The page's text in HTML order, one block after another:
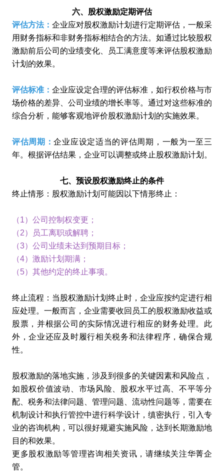
六、股权激励定期评估
评估方法： 企业应对股权激励计划进行定期评估，一般采
用财务指标和非财务指标相结合的方法。如通过比较股权
激励前后公司的业绩变化、员工满意度等来评估股权激励
计划的效果。
评估标准： 企业应设定合理的评估标准，如行权价格与市
场价格的差异、公司业绩的增长率等。通过对这些标准的
综合分析，能够客观地评价股权激励计划的实施效果。
评估周期：企业应设定适当的评估周期，一般为一至三
年。根据评估结果，企业可以调整或终止股权激励计划。
七、预设股权激励终止的条件
终止情形：股权激励计划可能因以下情形终止：
（1）公司控制权变更；
（2）员工离职或解聘；
（3）公司业绩未达到预期目标；
（4）激励计划期满；
（5）其他约定的终止事项。
终止流程：当股权激励计划终止时，企业应按约定进行相
应处理。一般而言，企业需要收回员工的股权激励收益或
股票，并根据公司的实际情况进行相应的财务处理。此
外，企业还应及时履行相关税务和法律程序，确保合规
性。
股权激励的落地实施，涉及到很多的关键因素和风险点，
如股权价值波动、市场风险、股权水平过高、不平等分
配、税务和法律问题、管理问题、流动性问题等，需要在
机制设计和执行管控中进行科学设计，缜密执行，引入专
业的咨询机构，可以很好规避实施风险，达到长期激励地
目的和效果。
更多股权激励等管理咨询相关资讯，请继续关注华菁企
管。